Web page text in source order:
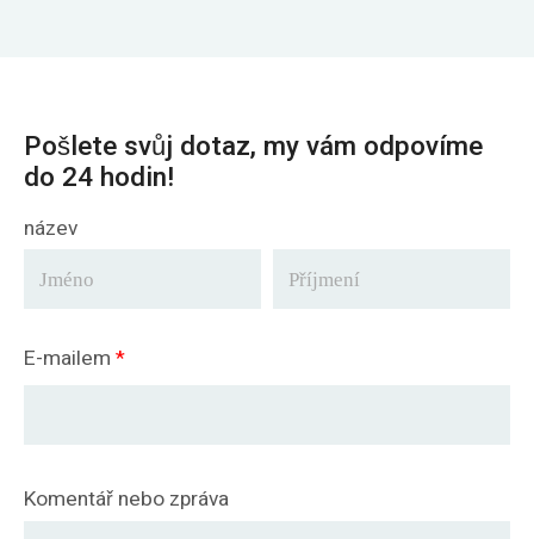
Pošlete svůj dotaz, my vám odpovíme
do 24 hodin!
název
E-mailem *
Komentář nebo zpráva